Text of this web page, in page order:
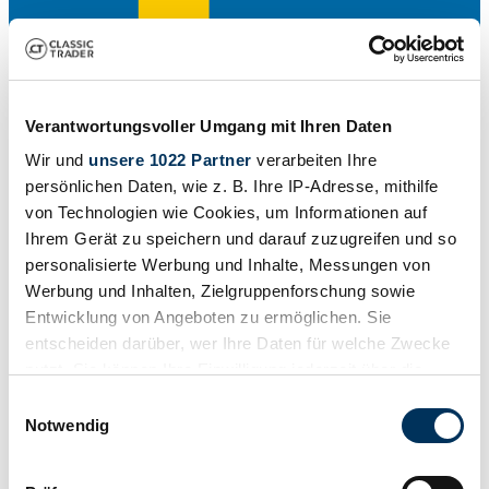
Verantwortungsvoller Umgang mit Ihren Daten
Wir und unsere 1022 Partner verarbeiten Ihre
persönlichen Daten, wie z. B. Ihre IP-Adresse, mithilfe
von Technologien wie Cookies, um Informationen auf
Ihrem Gerät zu speichern und darauf zuzugreifen und so
personalisierte Werbung und Inhalte, Messungen von
Werbung und Inhalten, Zielgruppenforschung sowie
Entwicklung von Angeboten zu ermöglichen. Sie
entscheiden darüber, wer Ihre Daten für welche Zwecke
Trigger Symbol ändern oder widerrufen
Notwendig
Dealer